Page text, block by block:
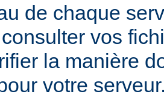
de chaque
vos
la manière
votre